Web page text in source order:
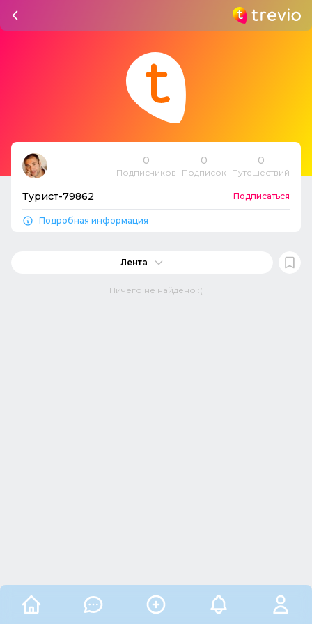
0
Подписчиков
0
Подписок
0
Путешествий
Турист-79862 Подписаться
Подробная информация
Лента
Ничего не найдено :(